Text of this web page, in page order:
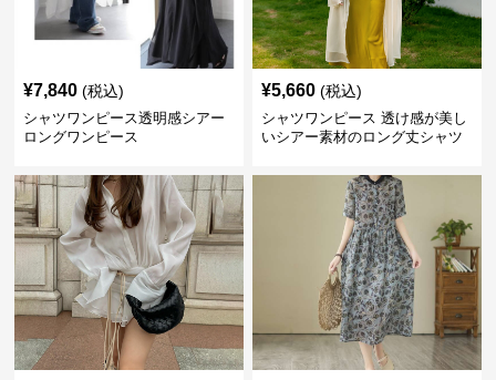
¥7,840 (税込)
シャツワンピース透明感シアー
ロングワンピース
¥5,660 (税込)
シャツワンピース 透け感が美し
いシアー素材のロング丈シャツ